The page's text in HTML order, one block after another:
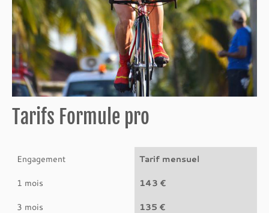
Tarifs Formule pro
Engagement Tarif mensuel
1 mois 143 €
3 mois 135 €